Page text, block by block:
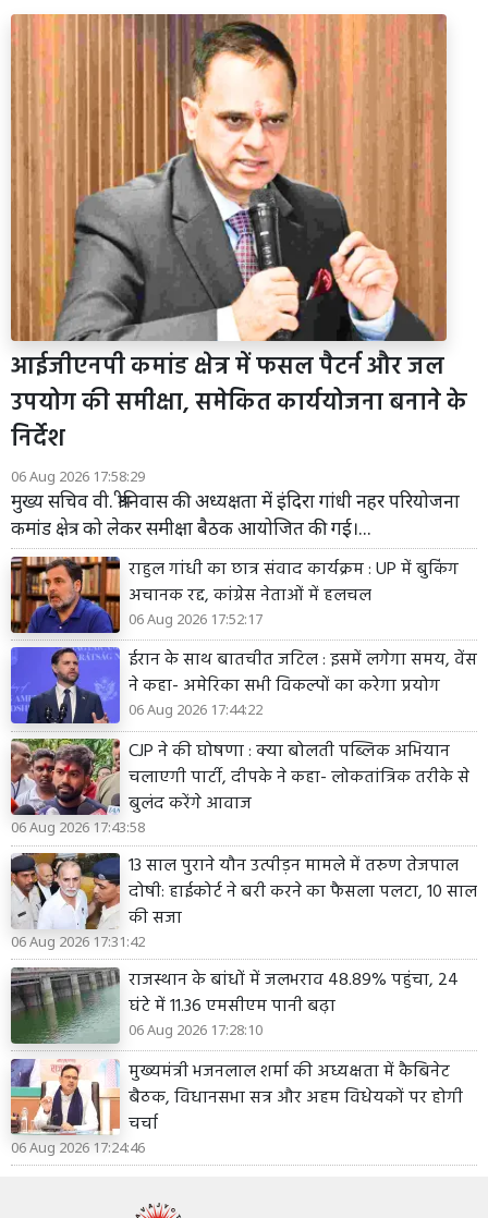
आईजीएनपी कमांड क्षेत्र में फसल पैटर्न और जल
उपयोग की समीक्षा, समेकित कार्ययोजना बनाने के
निर्देश
06 Aug 2026 17:58:29
मुख्य सचिव वी. श्रीनिवास की अध्यक्षता में इंदिरा गांधी नहर परियोजना
कमांड क्षेत्र को लेकर समीक्षा बैठक आयोजित की गई।...
राहुल गांधी का छात्र संवाद कार्यक्रम : UP में बुकिंग
अचानक रद्द, कांग्रेस नेताओं में हलचल
06 Aug 2026 17:52:17
ईरान के साथ बातचीत जटिल : इसमें लगेगा समय, वेंस
ने कहा- अमेरिका सभी विकल्पों का करेगा प्रयोग
06 Aug 2026 17:44:22
CJP ने की घोषणा : क्या बोलती पब्लिक अभियान
चलाएगी पार्टी, दीपके ने कहा- लोकतांत्रिक तरीके से
बुलंद करेंगे आवाज
06 Aug 2026 17:43:58
13 साल पुराने यौन उत्पीड़न मामले में तरुण तेजपाल
दोषी: हाईकोर्ट ने बरी करने का फैसला पलटा, 10 साल
की सजा
06 Aug 2026 17:31:42
राजस्थान के बांधों में जलभराव 48.89% पहुंचा, 24
घंटे में 11.36 एमसीएम पानी बढ़ा
06 Aug 2026 17:28:10
मुख्यमंत्री भजनलाल शर्मा की अध्यक्षता में कैबिनेट
बैठक, विधानसभा सत्र और अहम विधेयकों पर होगी
चर्चा
06 Aug 2026 17:24:46